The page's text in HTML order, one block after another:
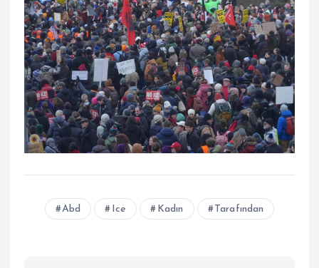
Abd Ice Kadın Tarafından